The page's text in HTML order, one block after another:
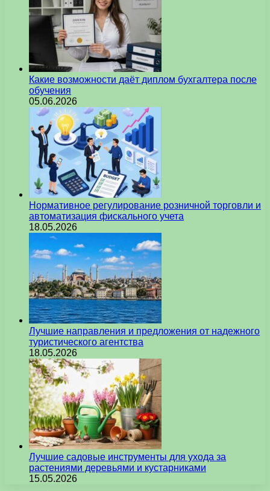
Какие возможности даёт диплом бухгалтера после
обучения
05.06.2026
Нормативное регулирование розничной торговли и
автоматизация фискального учета
18.05.2026
Лучшие направления и предложения от надежного
туристического агентства
18.05.2026
Лучшие садовые инструменты для ухода за
растениями деревьями и кустарниками
15.05.2026